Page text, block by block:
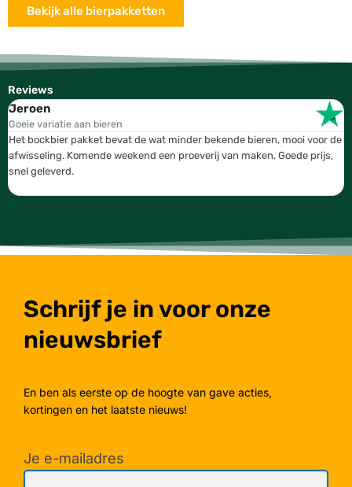
Bekijk alle bierpakketten
Reviews
Jeroen
Goeie variatie aan bieren
Het bockbier pakket bevat de wat minder bekende bieren, mooi voor de
afwisseling. Komende weekend een proeverij van maken. Goede prijs,
snel geleverd.
Schrijf je in voor onze
nieuwsbrief
En ben als eerste op de hoogte van gave acties,
kortingen en het laatste nieuws!
Je e-mailadres